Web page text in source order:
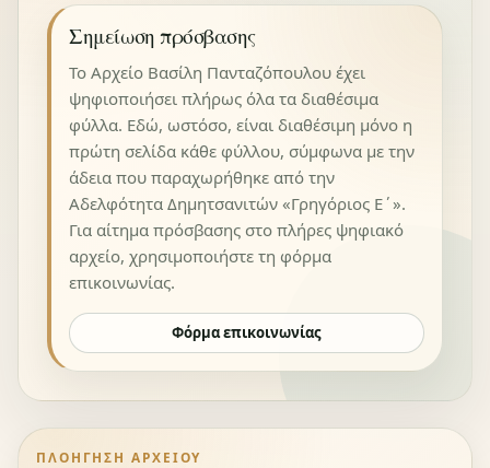
Σημείωση πρόσβασης
Το Αρχείο Βασίλη Πανταζόπουλου έχει
ψηφιοποιήσει πλήρως όλα τα διαθέσιμα
φύλλα. Εδώ, ωστόσο, είναι διαθέσιμη μόνο η
πρώτη σελίδα κάθε φύλλου, σύμφωνα με την
άδεια που παραχωρήθηκε από την
Αδελφότητα Δημητσανιτών «Γρηγόριος Ε΄».
Για αίτημα πρόσβασης στο πλήρες ψηφιακό
αρχείο, χρησιμοποιήστε τη φόρμα
επικοινωνίας.
Φόρμα επικοινωνίας
ΠΛΟΉΓΗΣΗ ΑΡΧΕΊΟΥ